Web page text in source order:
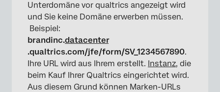
Unterdomäne vor qualtrics angezeigt wird
und Sie keine Domäne erwerben müssen.
Beispiel:
brandinc.datacenter
.qualtrics.com/jfe/form/SV_1234567890.
Ihre URL wird aus Ihrem erstellt. Instanz, die
beim Kauf Ihrer Qualtrics eingerichtet wird.
Aus diesem Grund können Marken-URLs